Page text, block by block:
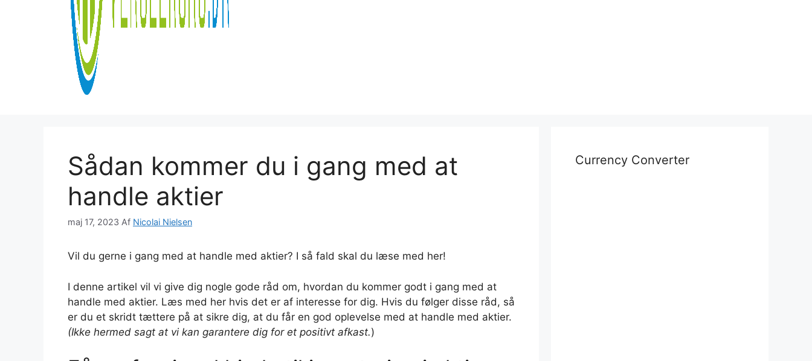
Sådan kommer du i gang med at
handle aktier
maj 17, 2023 Af Nicolai Nielsen
Vil du gerne i gang med at handle med aktier? I så fald skal du læse med her!
I denne artikel vil vi give dig nogle gode råd om, hvordan du kommer godt i gang med at
handle med aktier. Læs med her hvis det er af interesse for dig. Hvis du følger disse råd, så
er du et skridt tættere på at sikre dig, at du får en god oplevelse med at handle med aktier.
(Ikke hermed sagt at vi kan garantere dig for et positivt afkast.)
Currency Converter